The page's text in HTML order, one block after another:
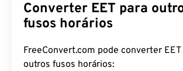
Converter EET para
fusos horários
FreeConvert.com pode converter
outros fusos horários: